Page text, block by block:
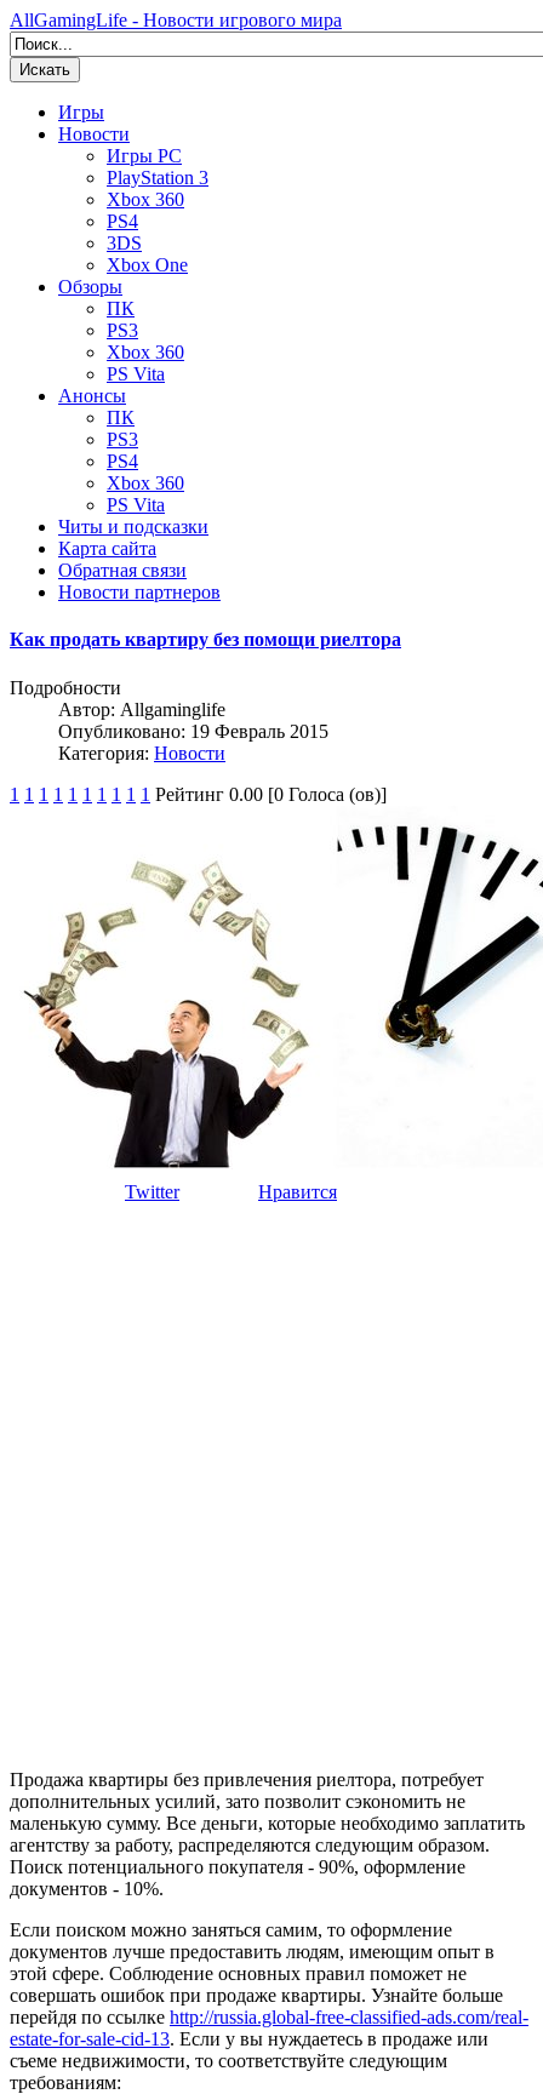
AllGamingLife - Новости игрового мира
Искать
Игры
Новости
Игры PC
PlayStation 3
Xbox 360
PS4
3DS
Xbox One
Обзоры
ПК
PS3
Xbox 360
PS Vita
Анонсы
ПК
PS3
PS4
Xbox 360
PS Vita
Читы и подсказки
Карта сайта
Обратная связи
Новости партнеров
Как продать квартиру без помощи риелтора
Подробности
Автор: Allgaminglife
Опубликовано: 19 Февраль 2015
Категория: Новости
1 1 1 1 1 1 1 1 1 1 Рейтинг 0.00 [0 Голоса (ов)]
Twitter Нравится
Продажа квартиры без привлечения риелтора, потребует
дополнительных усилий, зато позволит сэкономить не
маленькую сумму. Все деньги, которые необходимо заплатить
агентству за работу, распределяются следующим образом.
Поиск потенциального покупателя - 90%, оформление
документов - 10%.
Если поиском можно заняться самим, то оформление
документов лучше предоставить людям, имеющим опыт в
этой сфере. Соблюдение основных правил поможет не
совершать ошибок при продаже квартиры. Узнайте больше
перейдя по ссылке http://russia.global-free-classified-ads.com/real-
estate-for-sale-cid-13. Если у вы нуждаетесь в продаже или
съеме недвижимости, то соответствуйте следующим
требованиям: